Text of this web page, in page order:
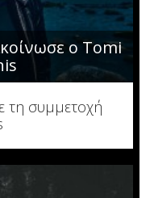
ο Tomi
τη συμμετοχή